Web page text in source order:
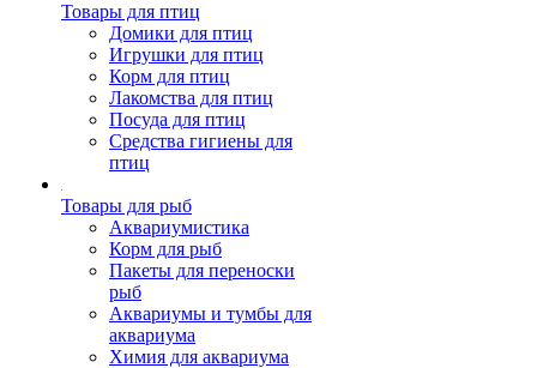
Товары для птиц
Домики для птиц
Игрушки для птиц
Корм для птиц
Лакомства для птиц
Посуда для птиц
Средства гигиены для
птиц
Товары для рыб
Аквариумистика
Корм для рыб
Пакеты для переноски
рыб
Аквариумы и тумбы для
аквариума
Химия для аквариума